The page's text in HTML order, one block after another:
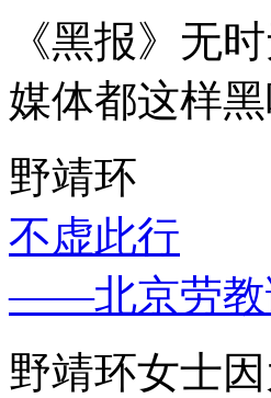
《黑报》无
媒体都这样
野靖环
不虚此行
——北京劳教
野靖环女士